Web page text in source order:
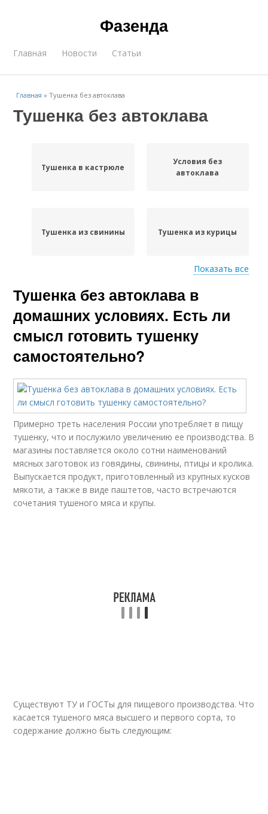
Фазенда
Главная Новости Статьи
Главная »Тушенка без автоклава
Тушенка без автоклава
Тушенка в кастрюле
Условия без
автоклава
Тушенка из свинины Тушенка из курицы
Простая тушенка Тушенка из говядины
Домашняя тушенка
Тушенка для лентяев
Показать все
Тушенка без автоклава в
домашних условиях. Есть ли
смысл готовить тушенку
самостоятельно?
Примерно треть населения России употребляет в пищу
тушенку, что и послужило увеличению ее производства. В
магазины поставляется около сотни наименований
мясных заготовок из говядины, свинины, птицы и кролика.
Выпускается продукт, приготовленный из крупных кусков
мякоти, а также в виде паштетов, часто встречаются
сочетания тушеного мяса и крупы.
Существуют ТУ и ГОСТы для пищевого производства. Что
касается тушеного мяса высшего и первого сорта, то
содержание должно быть следующим: